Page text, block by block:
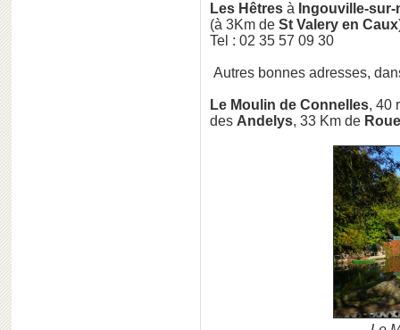
Les Hêtres à Ingouville-sur-
(à 3Km de St Valery en Caux
Tel : 02 35 57 09 30
Autres bonnes adresses,
Le Moulin de Connelles, 40
des Andelys, 33 Km de